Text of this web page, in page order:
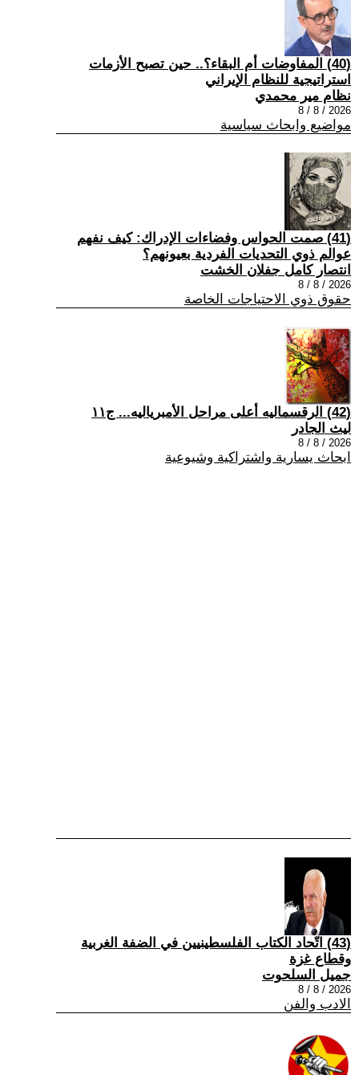
(40) المفاوضات أم البقاء؟.. حين تصبح الأزمات
استراتيجية للنظام الإيراني
نظام مير محمدي
2026 / 8 / 8
مواضيع وابحاث سياسية
(41) صمت الحواس وفضاءات الإدراك: كيف نفهم
عوالم ذوي التحديات الفردية بعيونهم؟
انتصار كامل جفلان الخشت
2026 / 8 / 8
حقوق ذوي الاحتياجات الخاصة
(42) الرقسماليه أعلى مراحل الأمبرياليه... ج١١
ليث الجادر
2026 / 8 / 8
ابحاث يسارية واشتراكية وشيوعية
(43) اتّحاد الكتاب الفلسطينيين في الضفة الغربية
وقطاع غزة
جميل السلحوت
2026 / 8 / 8
الادب والفن